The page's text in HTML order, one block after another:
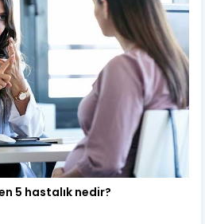
5 hastalık nedir?